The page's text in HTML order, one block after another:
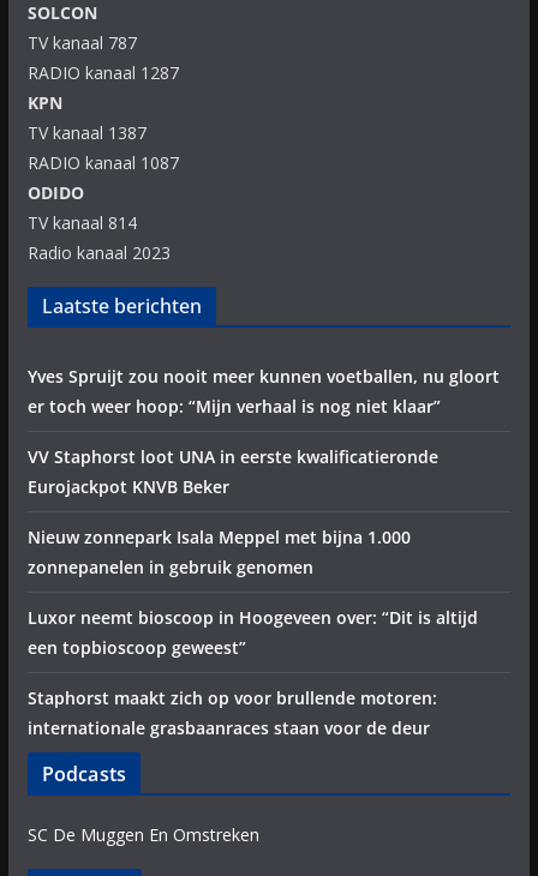
SOLCON
TV kanaal 787
RADIO kanaal 1287
KPN
TV kanaal 1387
RADIO kanaal 1087
ODIDO
TV kanaal 814
Radio kanaal 2023
Laatste berichten
Yves Spruijt zou nooit meer kunnen voetballen, nu gloort
er toch weer hoop: “Mijn verhaal is nog niet klaar”
VV Staphorst loot UNA in eerste kwalificatieronde
Eurojackpot KNVB Beker
Nieuw zonnepark Isala Meppel met bijna 1.000
zonnepanelen in gebruik genomen
Luxor neemt bioscoop in Hoogeveen over: “Dit is altijd
een topbioscoop geweest”
Staphorst maakt zich op voor brullende motoren:
internationale grasbaanraces staan voor de deur
Podcasts
SC De Muggen En Omstreken